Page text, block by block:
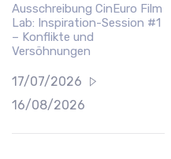
Ausschreibung CinEuro Film
Lab: Inspiration-Session #1
– Konflikte und
Versöhnungen
17/07/2026
16/08/2026